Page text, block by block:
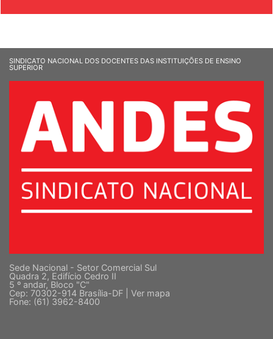
SINDICATO NACIONAL DOS DOCENTES DAS INSTITUIÇÕES DE ENSINO
SUPERIOR
Sede Nacional - Setor Comercial Sul
Quadra 2, Edifício Cedro II
5 º andar, Bloco "C"
Cep: 70302-914 Brasília-DF | Ver mapa
Fone: (61) 3962-8400